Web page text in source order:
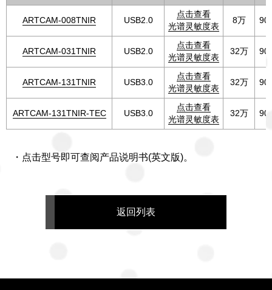
ARTCAM-008TNIR USB2.0
点击查看
光谱灵敏度表
8万
ARTCAM-031TNIR USB2.0
点击查看
光谱灵敏度表
32万
ARTCAM-131TNIR USB3.0
点击查看
光谱灵敏度表
32万
ARTCAM-131TNIR-TEC USB3.0
点击查看
光谱灵敏度表
32万
・点击型号即可查阅产品说明书(英文版)。
返回列表